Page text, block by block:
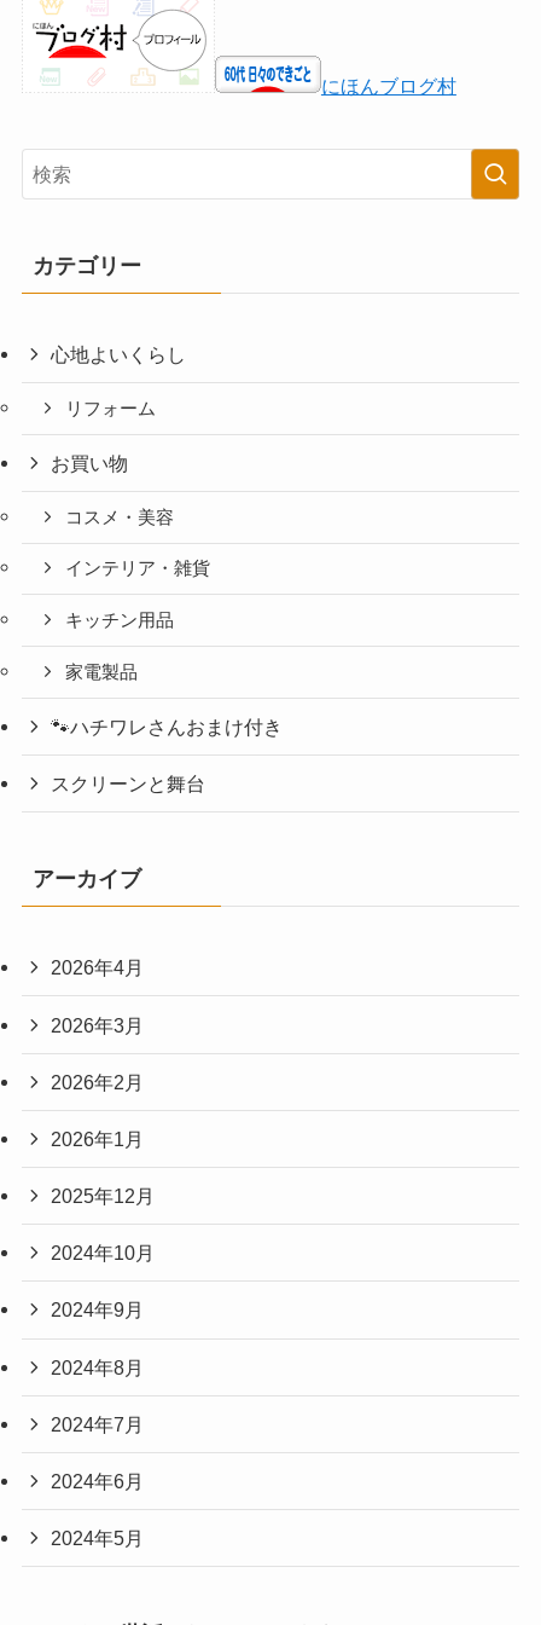
にほんブログ村
カテゴリー
心地よいくらし
リフォーム
お買い物
コスメ・美容
インテリア・雑貨
キッチン用品
家電製品
🐾ハチワレさんおまけ付き
スクリーンと舞台
アーカイブ
2026年4月
2026年3月
2026年2月
2026年1月
2025年12月
2024年10月
2024年9月
2024年8月
2024年7月
2024年6月
2024年5月